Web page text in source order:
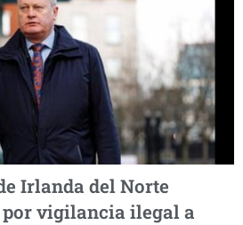
Irlanda del Norte
por vigilancia ilegal a